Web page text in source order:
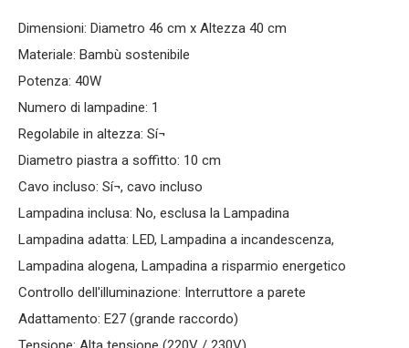
Dimensioni: Diametro 46 cm x Altezza 40 cm
Materiale: Bambù sostenibile
Potenza: 40W
Numero di lampadine: 1
Regolabile in altezza: Sí¬
Diametro piastra a soffitto: 10 cm
Cavo incluso: Sí¬, cavo incluso
Lampadina inclusa: No, esclusa la Lampadina
Lampadina adatta: LED, Lampadina a incandescenza,
Lampadina alogena, Lampadina a risparmio energetico
Controllo dell'illuminazione: Interruttore a parete
Adattamento: E27 (grande raccordo)